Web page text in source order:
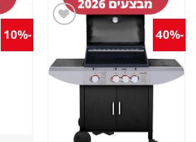
במועדפים